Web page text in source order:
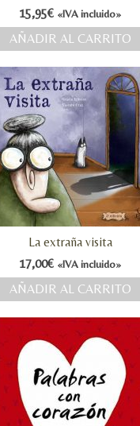
15,95€ «IVA incluido»
AÑADIR AL CARRITO
La extraña visita
17,00€ «IVA incluido»
AÑADIR AL CARRITO